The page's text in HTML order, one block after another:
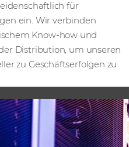
für
ein. Wir verbinden
Know-how und
Distribution, um unseren
zu Geschäftserfolgen zu